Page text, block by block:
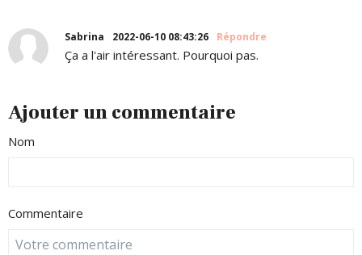
Sabrina 2022-06-10 08:43:26 Répondre
Ça a l'air intéressant. Pourquoi pas.
Ajouter un commentaire
Nom
Commentaire